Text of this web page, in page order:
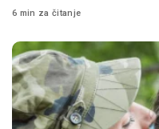
6 min za čitanje